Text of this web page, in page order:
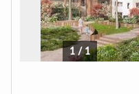
1 /1